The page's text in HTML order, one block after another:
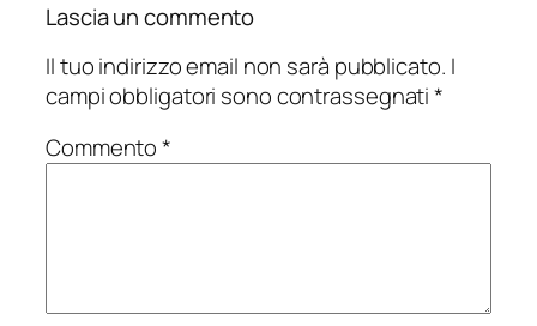
Lascia un commento
Il tuo indirizzo email non sarà pubblicato. I
campi obbligatori sono contrassegnati*
Commento*